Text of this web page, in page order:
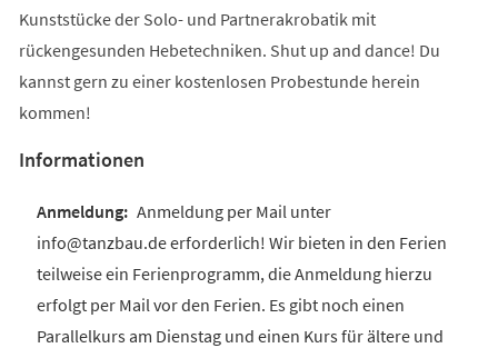
Kunststücke der Solo- und Partnerakrobatik mit
rückengesunden Hebetechniken. Shut up and dance! Du
kannst gern zu einer kostenlosen Probestunde herein
kommen!
Informationen
Anmeldung per Mail unter
info@tanzbau.de erforderlich! Wir bieten in den Ferien
teilweise ein Ferienprogramm, die Anmeldung hierzu
erfolgt per Mail vor den Ferien. Es gibt noch einen
Parallelkurs am Dienstag und einen Kurs für ältere und